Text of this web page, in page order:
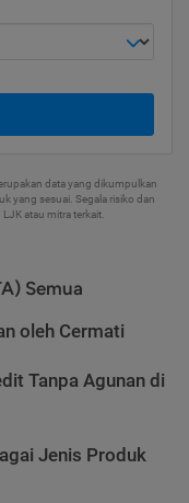
data yang dikumpulkan
yang sesuai. Segala risiko dan
atau mitra terkait.
Semua
oleh Cermati
Tanpa Agunan di
Jenis Produk